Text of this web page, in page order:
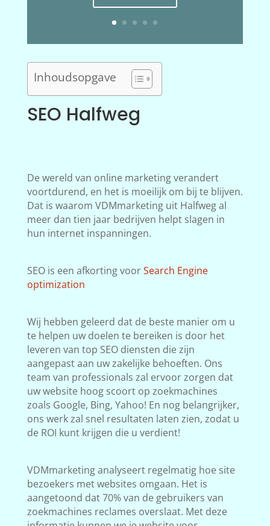
Inhoudsopgave
SEO Halfweg
De wereld van online marketing verandert
voortdurend, en het is moeilijk om bij te blijven.
Dat is waarom VDMmarketing uit Halfweg al
meer dan tien jaar bedrijven helpt slagen in
hun internet inspanningen.
SEO is een afkorting voorSearch Engine
optimization
Wij hebben geleerd dat de beste manier om u
te helpen uw doelen te bereiken is door het
leveren van top SEO diensten die zijn
aangepast aan uw zakelijke behoeften. Ons
team van professionals zal ervoor zorgen dat
uw website hoog scoort op zoekmachines
zoals Google, Bing, Yahoo! En nog belangrijker,
ons werk zal snel resultaten laten zien, zodat u
de ROI kunt krijgen die u verdient!
VDMmarketing analyseert regelmatig hoe site
bezoekers met websites omgaan. Het is
aangetoond dat 70% van de gebruikers van
zoekmachines reclames overslaat. Met deze